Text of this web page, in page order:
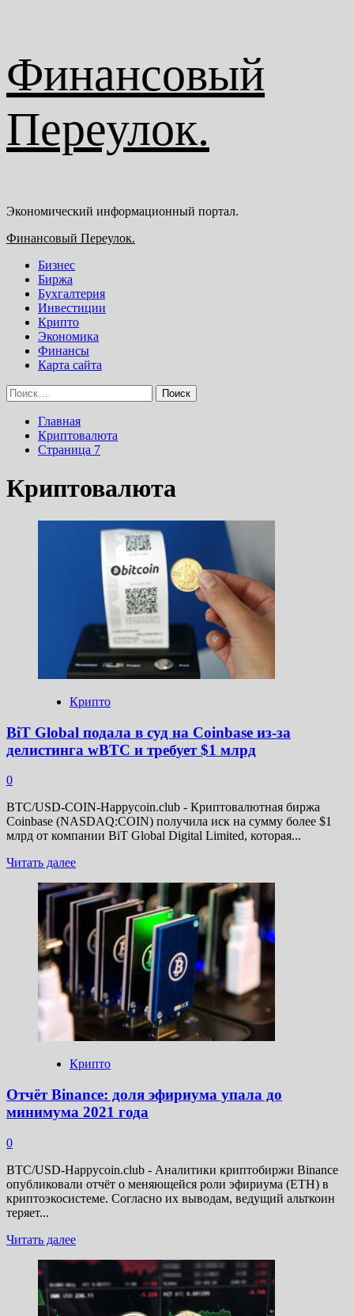
к
содержимому
Финансовый
Переулок.
Экономический информационный портал.
Основное
Финансовый Переулок.
Бизнес
Биржа
Бухгалтерия
Инвестиции
Крипто
Экономика
Финансы
Карта сайта
Найти:
Главная
Криптовалюта
Страница 7
Криптовалюта
Крипто
BiT Global подала в суд на Coinbase из-за
делистинга wBTC и требует $1 млрд
0
BTC/USD-COIN-Happycoin.club - Криптовалютная биржа
Coinbase (NASDAQ:COIN) получила иск на сумму более $1
млрд от компании BiT Global Digital Limited, которая...
Читать далееПрочитать
о
BiT
Global
подала
суд
на
Coinbase
из-
делистинга
и
$1
млрд
Крипто
Отчёт Binance: доля эфириума упала до
минимума 2021 года
0
BTC/USD-Happycoin.club - Аналитики криптобиржи Binance
опубликовали отчёт о меняющейся роли эфириума (ETH) в
криптоэкосистеме. Согласно их выводам, ведущий альткоин
теряет...
Читать далееПрочитать
о
Отчёт
Binance: